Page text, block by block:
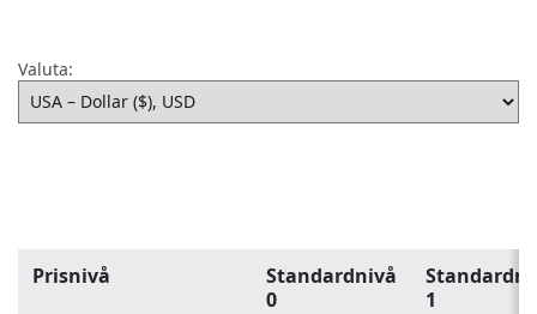
Valuta:
Prisnivå
Standardnivå
0
1